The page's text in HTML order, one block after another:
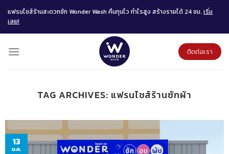
content
แฟรนไชส์ร้านสะดวกซัก Wonder Wash คืนทุนไว กำไรสูง สร้างรายได้ 24 ชม. เริ่ม
เลย!
ติดต่อเรา
TAG ARCHIVES: แฟรนไชส์ร้านซักผ้า
13
ม.ค.